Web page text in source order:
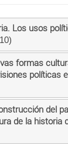
Los usos
formas
políticas
del
de la historia